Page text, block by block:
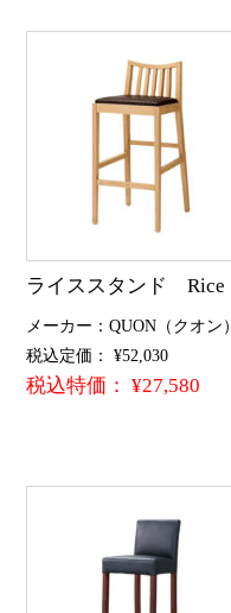
ライススタンド Rice
メーカー：QUON（クオン）
税込定価： ¥52,030
税込特価： ¥27,580